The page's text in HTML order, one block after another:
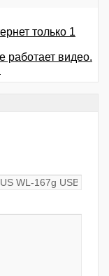
только 1
работает видео.